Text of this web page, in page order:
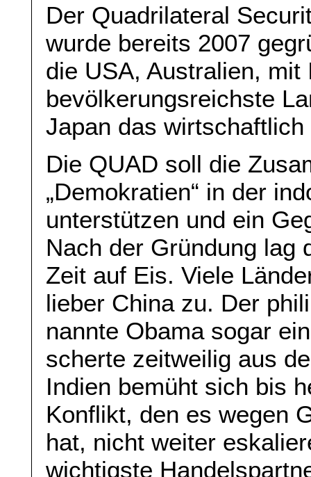
Der Quadrilateral
wurde bereits 2007
die USA, Australien, mit
bevölkerungsreichste
Japan das
Die QUAD soll die
„Demokratien“ in der
unterstützen und ein
Nach der Gründung lag
Zeit auf Eis. Viele
lieber China zu. Der
nannte Obama sogar
scherte zeitweilig aus
Indien bemüht sich bis
Konflikt, den es wegen
hat, nicht weiter
wichtigste